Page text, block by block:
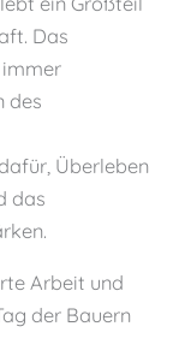
Das
immer
des
Überleben
das
Arbeit und
der Bauern